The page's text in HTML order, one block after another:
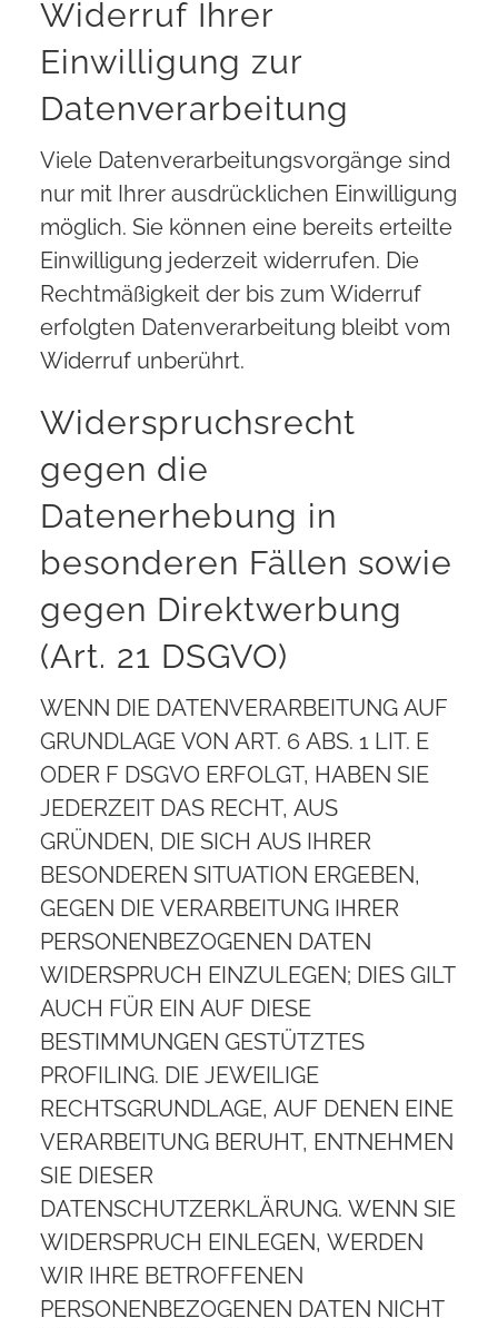
Widerruf Ihrer
Einwilligung zur
Datenverarbeitung
Viele Datenverarbeitungsvorgänge sind
nur mit Ihrer ausdrücklichen Einwilligung
möglich. Sie können eine bereits erteilte
Einwilligung jederzeit widerrufen. Die
Rechtmäßigkeit der bis zum Widerruf
erfolgten Datenverarbeitung bleibt vom
Widerruf unberührt.
Widerspruchsrecht
gegen die
Datenerhebung in
besonderen Fällen sowie
gegen Direktwerbung
(Art. 21 DSGVO)
WENN DIE DATENVERARBEITUNG AUF
GRUNDLAGE VON ART. 6 ABS. 1 LIT. E
ODER F DSGVO ERFOLGT, HABEN SIE
JEDERZEIT DAS RECHT, AUS
GRÜNDEN, DIE SICH AUS IHRER
BESONDEREN SITUATION ERGEBEN,
GEGEN DIE VERARBEITUNG IHRER
PERSONENBEZOGENEN DATEN
WIDERSPRUCH EINZULEGEN; DIES GILT
AUCH FÜR EIN AUF DIESE
BESTIMMUNGEN GESTÜTZTES
PROFILING. DIE JEWEILIGE
RECHTSGRUNDLAGE, AUF DENEN EINE
VERARBEITUNG BERUHT, ENTNEHMEN
SIE DIESER
DATENSCHUTZERKLÄRUNG. WENN SIE
WIDERSPRUCH EINLEGEN, WERDEN
WIR IHRE BETROFFENEN
PERSONENBEZOGENEN DATEN NICHT